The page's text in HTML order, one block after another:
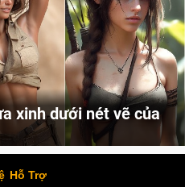
xinh dưới nét vẽ của
Cùng đến với những hình ảnh Lala Croft của Tomb Raider dưới nét vẽ của AI. Một cô nàng xinh đẹp, nóng bỏng nhưng cũng rắn rỏi và mạnh mẽ.
Hỗ Trợ